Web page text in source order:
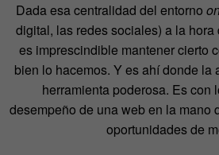
Dada esa centralidad del entorno
digital, las redes sociales) a la hora
es imprescindible mantener cierto
bien lo hacemos. Y es ahí donde la
herramienta poderosa. Es con
desempeño de una web en la mano
oportunidades de